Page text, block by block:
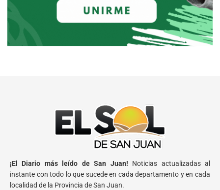
¡El Diario más leído de San Juan! Noticias actualizadas al
instante con todo lo que sucede en cada departamento y en cada
localidad de la Provincia de San Juan.